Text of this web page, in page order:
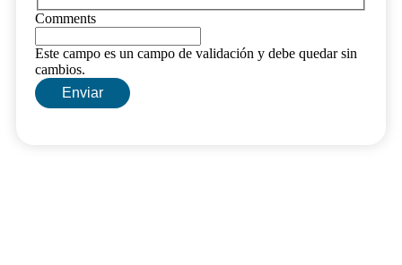
Comments
Este campo es un campo de validación y debe quedar sin
cambios.